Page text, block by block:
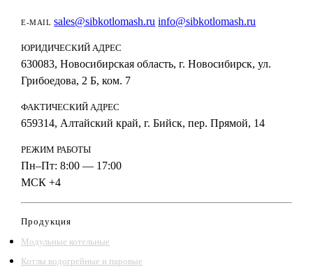
E-MAIL sales@sibkotlomash.ru info@sibkotlomash.ru
ЮРИДИЧЕСКИЙ АДРЕС
630083, Новосибирская область, г. Новосибирск, ул.
Грибоедова, 2 Б, ком. 7
ФАКТИЧЕСКИЙ АДРЕС
659314, Алтайский край, г. Бийск, пер. Прямой, 14
РЕЖИМ РАБОТЫ
Пн–Пт: 8:00 — 17:00
МСК +4
Продукция
Модульные котельные
Котлы водогрейные и паровые